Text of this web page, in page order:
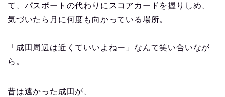
て、パスポートの代わりにスコアカードを握りしめ、
気づいたら月に何度も向かっている場所。
「成田周辺は近くていいよねー」なんて笑い合いなが
ら。
昔は遠かった成田が、